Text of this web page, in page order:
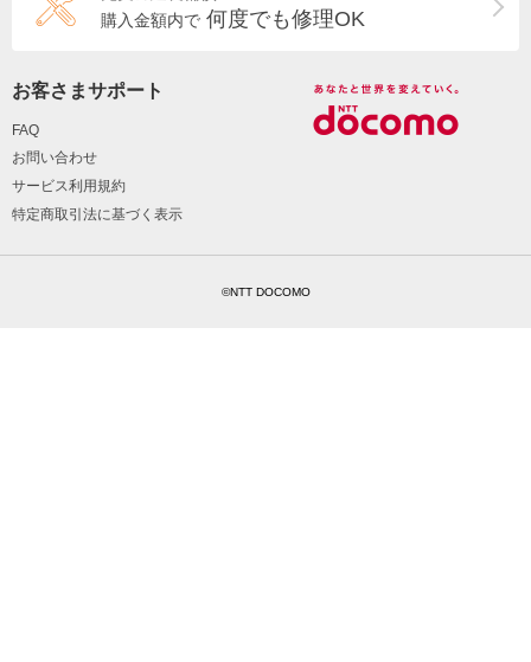
購入金額内で 何度でも修理OK
お客さまサポート
FAQ
お問い合わせ
サービス利用規約
特定商取引法に基づく表示
©NTT DOCOMO